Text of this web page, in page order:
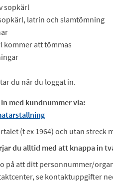
sopkärl
latrin och slamtömning
kommer att tömmas
du när du loggat in.
med kundnummer via:
(t ex 1964) och utan streck
du alltid med att knappa in
på att ditt personnummer/
se kontaktuppgifter